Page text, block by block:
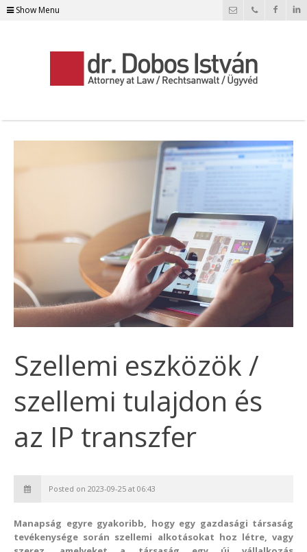
Show Menu
Szellemi eszközök /
szellemi tulajdon és
az IP transzfer
Posted on 2023-09-25 at 06:43
Manapság egyre gyakoribb, hogy egy gazdasági társaság
tevékenysége során szellemi alkotásokat hoz létre, vagy